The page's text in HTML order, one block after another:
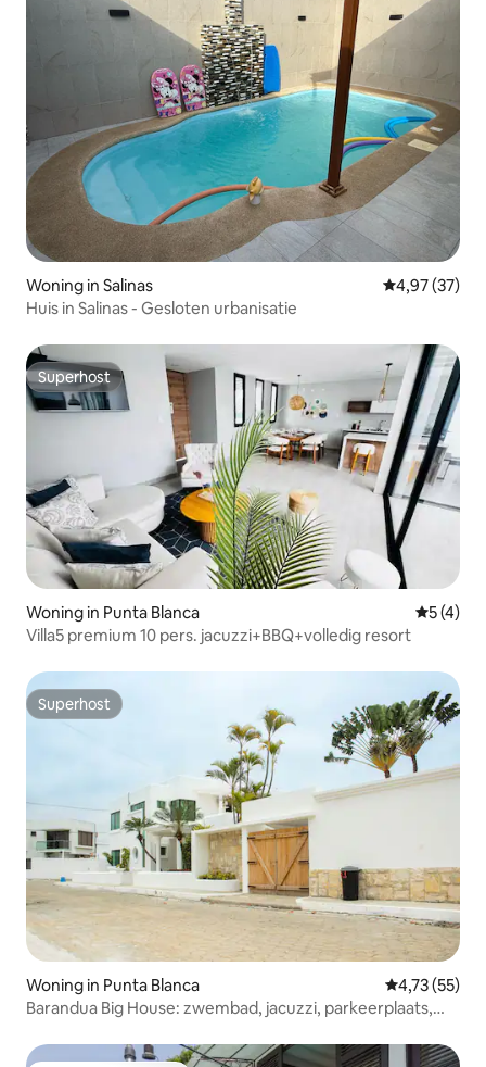
Woning in Salinas Gemiddelde
4,97 (37)
Huis in Salinas - Gesloten urbanisatie
Superhost
Superhost
Woning in Punta Blanca
5 (4)
Villa5 premium 10 pers. jacuzzi+BBQ+volledig resort
Superhost
Superhost
Woning in Punta Blanca Gemiddelde
4,73 (55)
Barandua Big House: zwembad, jacuzzi, parkeerplaats,